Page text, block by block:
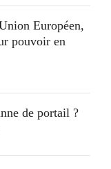
Européen,
pouvoir en
de portail ?